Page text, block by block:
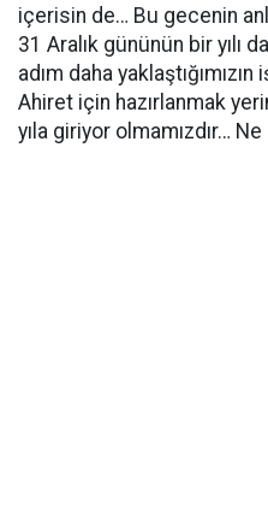
içerisin de… Bu gecenin
31 Aralık gününün bir yılı
adım daha
Ahiret için hazırlanmak
yıla giriyor olmamızdır…